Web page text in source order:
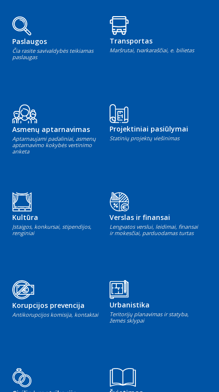
Paslaugos
Čia rasite savivaldybės teikiamas
paslaugas
Transportas
Maršrutai, tvarkaraščiai, e. bilietas
Asmenų aptarnavimas
Aptarnaujami padaliniai, asmenų
aptarnavimo kokybės vertinimo
anketa
Projektiniai pasiūlymai
Statinių projektų viešinimas
Kultūra
Įstaigos, konkursai, stipendijos,
renginiai
Verslas ir finansai
Lengvatos verslui, leidimai, finansai
ir mokesčiai, parduodamas turtas
Korupcijos prevencija
Antikorupcijos komisija, kontaktai
Urbanistika
Teritorijų planavimas ir statyba,
žemės sklypai